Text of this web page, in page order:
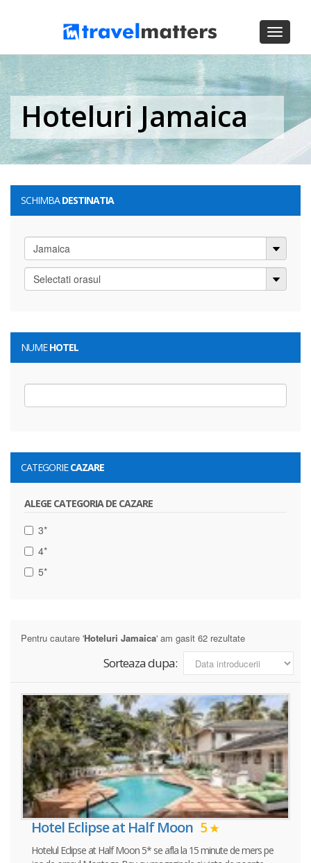
Toggle
Hoteluri Jamaica
SCHIMBADESTINATIA
NUMEHOTEL
CATEGORIECAZARE
ALEGE CATEGORIA DE CAZARE
3*
4*
5*
Pentru cautare 'Hoteluri Jamaica' am gasit 62 rezultate
Sorteaza dupa:
Hotel Eclipse at Half Moon 5
Hotelul Eclipse at Half Moon 5* se afla la 15 minute de mers pe